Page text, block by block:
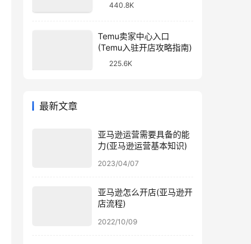
440.8K
Temu卖家中心入口
(Temu入驻开店攻略指南)
225.6K
最新文章
亚马逊运营需要具备的能
力(亚马逊运营基本知识)
2023/04/07
亚马逊怎么开店(亚马逊开
店流程)
2022/10/09